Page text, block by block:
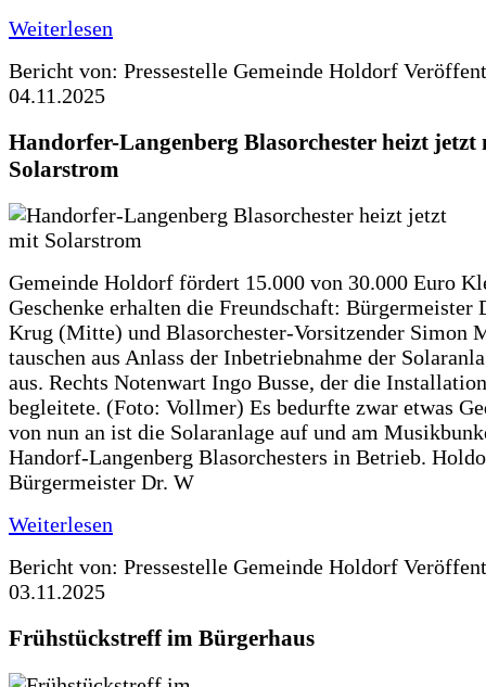
Weiterlesen
Bericht von: Pressestelle Gemeinde Holdorf
04.11.2025
Handorfer-Langenberg Blasorchester heizt jetzt
Solarstrom
Gemeinde Holdorf fördert 15.000 von 30.000 Euro
Geschenke erhalten die Freundschaft: Bürgermeister
Krug (Mitte) und Blasorchester-Vorsitzender Simon
tauschen aus Anlass der Inbetriebnahme der
aus. Rechts Notenwart Ingo Busse, der die
begleitete. (Foto: Vollmer) Es bedurfte zwar etwas
von nun an ist die Solaranlage auf und am
Handorf-Langenberg Blasorchesters in Betrieb.
Bürgermeister Dr. W
Weiterlesen
Bericht von: Pressestelle Gemeinde Holdorf
03.11.2025
Frühstückstreff im Bürgerhaus